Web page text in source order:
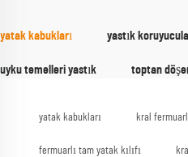
yatak kabukları yastık
uyku temelleri yastık toptan
yatak kabukları kral
fermuarlı tam yatak kılıfı